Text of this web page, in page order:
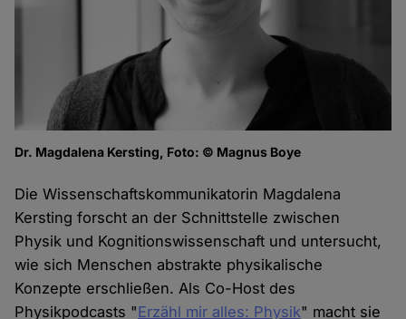
Dr. Magdalena Kersting, Foto: © Magnus Boye
Die Wissenschaftskommunikatorin Magdalena
Kersting forscht an der Schnittstelle zwischen
Physik und Kognitionswissenschaft und untersucht,
wie sich Menschen abstrakte physikalische
Konzepte erschließen. Als Co-Host des
Physikpodcasts "Erzähl mir alles: Physik" macht sie